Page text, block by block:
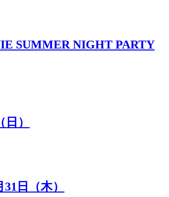
SUMMER NIGHT PARTY
）
日（木）